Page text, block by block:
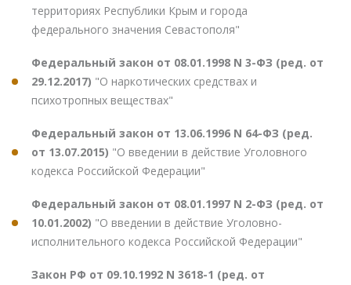
территориях Республики Крым и города
федерального значения Севастополя"
Федеральный закон от 08.01.1998 N 3-ФЗ (ред. от
29.12.2017) "О наркотических средствах и
психотропных веществах"
Федеральный закон от 13.06.1996 N 64-ФЗ (ред.
от 13.07.2015) "О введении в действие Уголовного
кодекса Российской Федерации"
Федеральный закон от 08.01.1997 N 2-ФЗ (ред. от
10.01.2002) "О введении в действие Уголовно-
исполнительного кодекса Российской Федерации"
Закон РФ от 09.10.1992 N 3618-1 (ред. от